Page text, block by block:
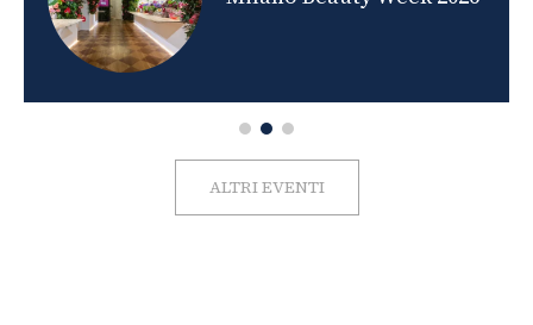
ALTRI EVENTI